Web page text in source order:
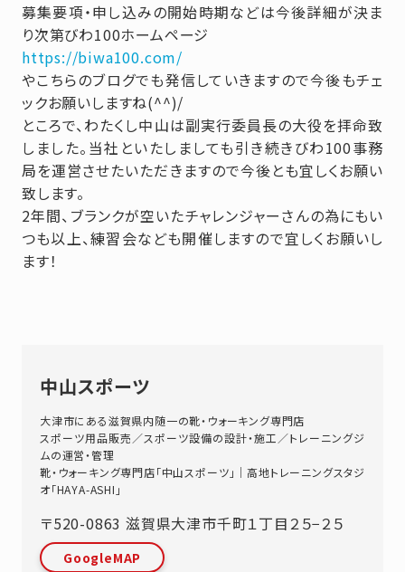
募集要項・申し込みの開始時期などは今後詳細が決ま
り次第びわ100ホームページ
https://biwa100.com/
やこちらのブログでも発信していきますので今後もチェ
ックお願いしますね(^^)/
ところで、わたくし中山は副実行委員長の大役を拝命致
しました。当社といたしましても引き続きびわ100事務
局を運営させたいただきますので今後とも宜しくお願い
致します。
2年間、ブランクが空いたチャレンジャーさんの為にもい
つも以上、練習会なども開催しますので宜しくお願いし
ます！
中山スポーツ
大津市にある滋賀県内随一の靴・ウォーキング専門店
スポーツ用品販売／スポーツ設備の設計・施工／トレーニングジ
ムの運営・管理
靴・ウォーキング専門店「中山スポーツ」｜高地トレーニングスタジ
オ「HAYA-ASHI」
〒520-0863 滋賀県大津市千町１丁目２５−２５
GoogleMAP